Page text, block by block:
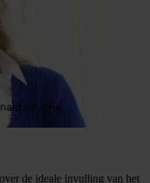
de ideale invulling van het